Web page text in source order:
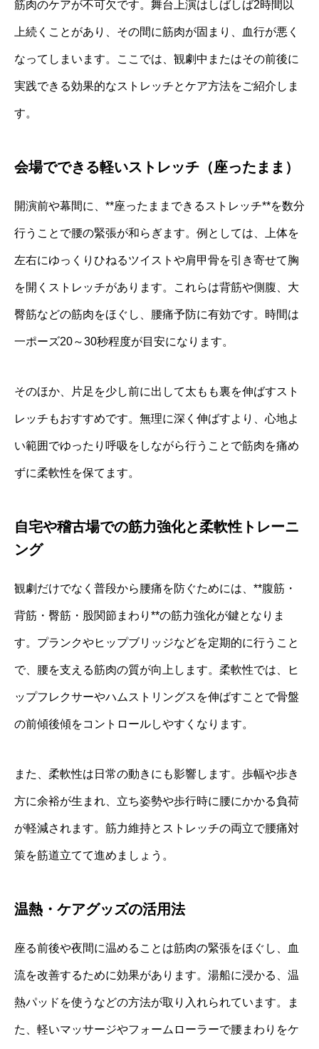
筋肉のケアが不可欠です。舞台上演はしばしば2時間以
上続くことがあり、その間に筋肉が固まり、血行が悪く
なってしまいます。ここでは、観劇中またはその前後に
実践できる効果的なストレッチとケア方法をご紹介しま
す。
会場でできる軽いストレッチ（座ったまま）
開演前や幕間に、**座ったままできるストレッチ**を数分
行うことで腰の緊張が和らぎます。例としては、上体を
左右にゆっくりひねるツイストや肩甲骨を引き寄せて胸
を開くストレッチがあります。これらは背筋や側腹、大
臀筋などの筋肉をほぐし、腰痛予防に有効です。時間は
一ポーズ20～30秒程度が目安になります。
そのほか、片足を少し前に出して太もも裏を伸ばすスト
レッチもおすすめです。無理に深く伸ばすより、心地よ
い範囲でゆったり呼吸をしながら行うことで筋肉を痛め
ずに柔軟性を保てます。
自宅や稽古場での筋力強化と柔軟性トレーニ
ング
観劇だけでなく普段から腰痛を防ぐためには、**腹筋・
背筋・臀筋・股関節まわり**の筋力強化が鍵となりま
す。プランクやヒップブリッジなどを定期的に行うこと
で、腰を支える筋肉の質が向上します。柔軟性では、ヒ
ップフレクサーやハムストリングスを伸ばすことで骨盤
の前傾後傾をコントロールしやすくなります。
また、柔軟性は日常の動きにも影響します。歩幅や歩き
方に余裕が生まれ、立ち姿勢や歩行時に腰にかかる負荷
が軽減されます。筋力維持とストレッチの両立で腰痛対
策を筋道立てて進めましょう。
温熱・ケアグッズの活用法
座る前後や夜間に温めることは筋肉の緊張をほぐし、血
流を改善するために効果があります。湯船に浸かる、温
熱パッドを使うなどの方法が取り入れられています。ま
た、軽いマッサージやフォームローラーで腰まわりをケ